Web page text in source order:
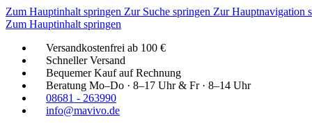
Zum Hauptinhalt springen Zur Suche springen Zur Hauptnavigation
Zum Hauptinhalt springen
Versandkostenfrei ab 100 €
Schneller Versand
Bequemer Kauf auf Rechnung
Beratung Mo–Do · 8–17 Uhr & Fr · 8–14 Uhr
08681 - 263990
info@mavivo.de